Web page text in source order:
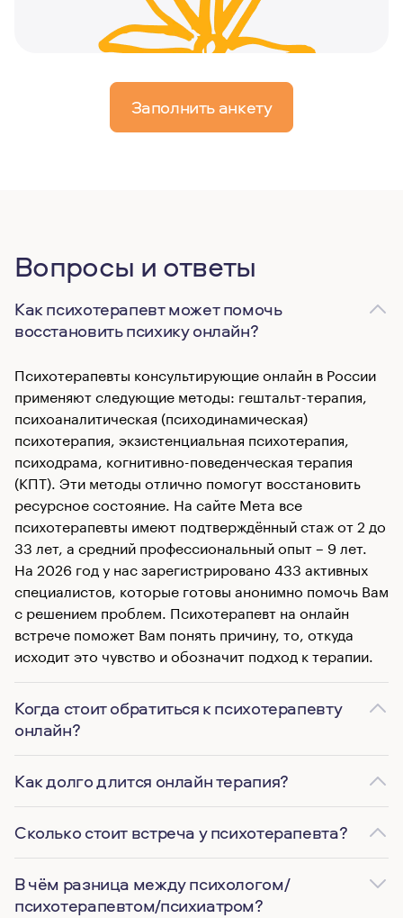
Заполнить анкету
Вопросы и ответы
Как психотерапевт может помочь
восстановить психику онлайн?
Психотерапевты консультирующие онлайн в России
применяют следующие методы: гештальт-терапия,
психоаналитическая (психодинамическая)
психотерапия, экзистенциальная психотерапия,
психодрама, когнитивно-поведенческая терапия
(КПТ). Эти методы отлично помогут восстановить
ресурсное состояние. На сайте Мета все
психотерапевты имеют подтверждённый стаж от 2 до
33 лет, а средний профессиональный опыт – 9 лет.
На 2026 год у нас зарегистрировано 433 активных
специалистов, которые готовы анонимно помочь Вам
с решением проблем. Психотерапевт на онлайн
встрече поможет Вам понять причину, то, откуда
исходит это чувство и обозначит подход к терапии.
Когда стоит обратиться к психотерапевту
онлайн?
Как долго длится онлайн терапия?
Сколько стоит встреча у психотерапевта?
В чём разница между психологом/
психотерапевтом/психиатром?